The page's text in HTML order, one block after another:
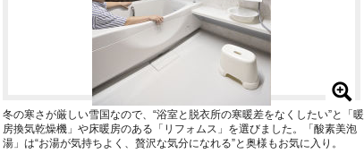
冬の寒さが厳しい雪国なので、“浴室と脱衣所の寒暖差をなくしたい”と「暖
房換気乾燥機」や床暖房のある「リフォムス」を選びました。「酸素美泡
湯」は“お湯が気持ちよく、贅沢な気分になれる”と奥様もお気に入り。